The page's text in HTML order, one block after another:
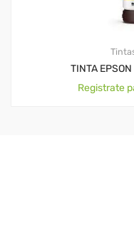
TINTA
Registrate